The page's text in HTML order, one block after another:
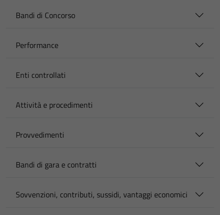
Bandi di Concorso
Performance
Enti controllati
Attività e procedimenti
Provvedimenti
Bandi di gara e contratti
Sovvenzioni, contributi, sussidi, vantaggi economici